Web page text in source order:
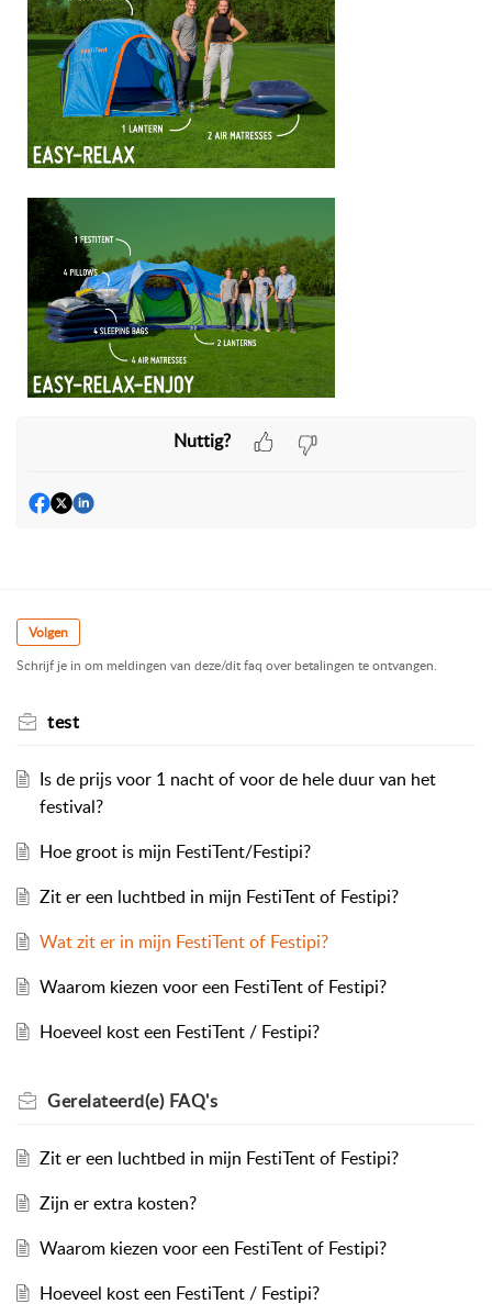
Nuttig?
Volgen
Schrijf je in om meldingen van deze/dit faq over betalingen te ontvangen.
test
Is de prijs voor 1 nacht of voor de hele duur van het
festival?
Hoe groot is mijn FestiTent/Festipi?
Zit er een luchtbed in mijn FestiTent of Festipi?
Wat zit er in mijn FestiTent of Festipi?
Waarom kiezen voor een FestiTent of Festipi?
Hoeveel kost een FestiTent / Festipi?
Gerelateerd(e) FAQ's
Zit er een luchtbed in mijn FestiTent of Festipi?
Zijn er extra kosten?
Waarom kiezen voor een FestiTent of Festipi?
Hoeveel kost een FestiTent / Festipi?